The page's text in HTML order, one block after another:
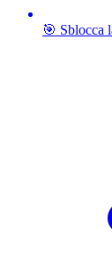
🎯 Sblocca